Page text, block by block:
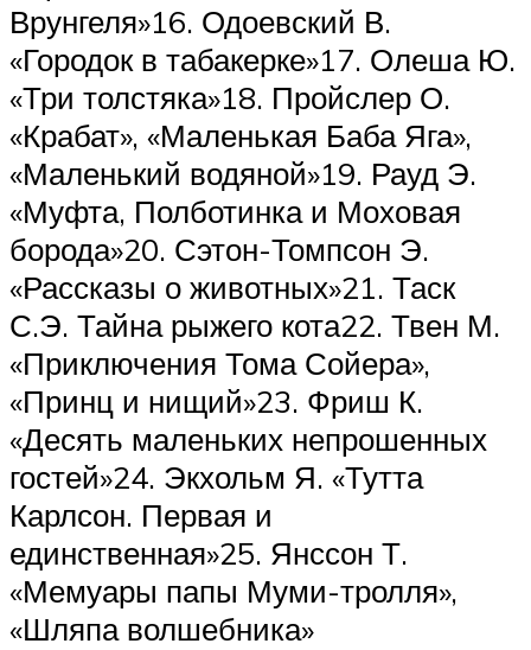
Врунгеля»16. Одоевский В.
«Городок в табакерке»17. Олеша Ю.
«Три толстяка»18. Пройслер О.
«Крабат», «Маленькая Баба Яга»,
«Маленький водяной»19. Рауд Э.
«Муфта, Полботинка и Моховая
борода»20. Сэтон-Томпсон Э.
«Рассказы о животных»21. Таск
С.Э. Тайна рыжего кота22. Твен М.
«Приключения Тома Сойера»,
«Принц и нищий»23. Фриш К.
«Десять маленьких непрошенных
гостей»24. Экхольм Я. «Тутта
Карлсон. Первая и
единственная»25. Янссон Т.
«Мемуары папы Муми-тролля»,
«Шляпа волшебника»